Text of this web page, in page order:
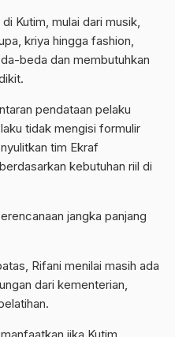
Kutim, mulai dari musik,
kriya hingga fashion,
beda dan membutuhkan
pendataan pelaku
tidak mengisi formulir
tim Ekraf
kebutuhan riil di
jangka panjang
Rifani menilai masih ada
dari kementerian,